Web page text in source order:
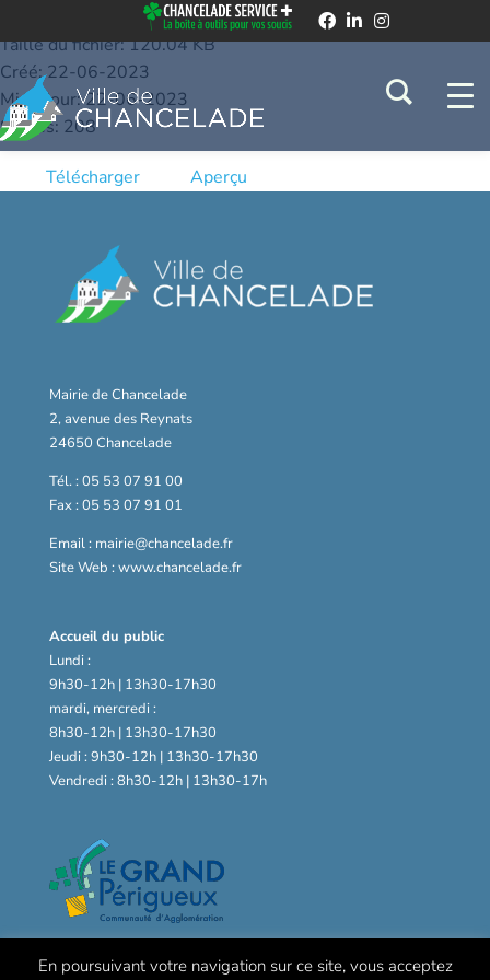
Taille du fichier: 120.04 KB
Créé: 22-06-2023
Mis à jour: 22-06-2023
Succès: 208
Télécharger Aperçu
Mairie de Chancelade
2, avenue des Reynats
24650 Chancelade
Tél. : 05 53 07 91 00
Fax : 05 53 07 91 01
Email : mairie@chancelade.fr
Site Web : www.chancelade.fr
Accueil du public
Lundi :
9h30-12h | 13h30-17h30
mardi, mercredi :
8h30-12h | 13h30-17h30
Jeudi : 9h30-12h | 13h30-17h30
Vendredi : 8h30-12h | 13h30-17h
En poursuivant votre navigation sur ce site, vous acceptez